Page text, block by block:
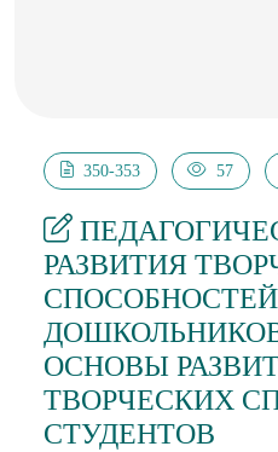
350-353 57
РАЗВИТИЯ
СПОСОБНОСТЕЙ
ОСНОВЫ
ТВОРЧЕСКИХ
СТУДЕНТОВ